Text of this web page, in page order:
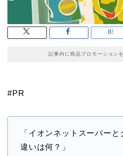
記事内に商品プロモーション
#PR
「イオンネットスーパー
違いは何？」